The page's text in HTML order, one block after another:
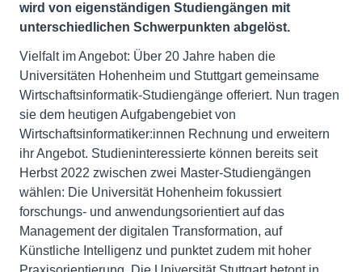
wird von eigenständigen Studiengängen mit
unterschiedlichen Schwerpunkten abgelöst.
Vielfalt im Angebot: Über 20 Jahre haben die
Universitäten Hohenheim und Stuttgart gemeinsame
Wirtschaftsinformatik-Studiengänge offeriert. Nun tragen
sie dem heutigen Aufgabengebiet von
Wirtschaftsinformatiker:innen Rechnung und erweitern
ihr Angebot. Studieninteressierte können bereits seit
Herbst 2022 zwischen zwei Master-Studiengängen
wählen: Die Universität Hohenheim fokussiert
forschungs- und anwendungsorientiert auf das
Management der digitalen Transformation, auf
Künstliche Intelligenz und punktet zudem mit hoher